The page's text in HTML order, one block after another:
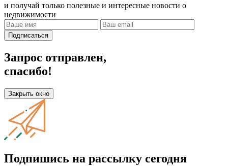
и получай только полезные и интересные новости о
недвижимости
Подписаться
Запрос отправлен,
спасибо!
Закрыть окно
Подпишись на рассылку сегодня